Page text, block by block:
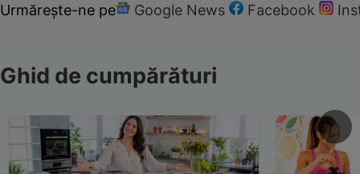
Urmărește-ne pe Google News Facebook
Ghid de cumpărături